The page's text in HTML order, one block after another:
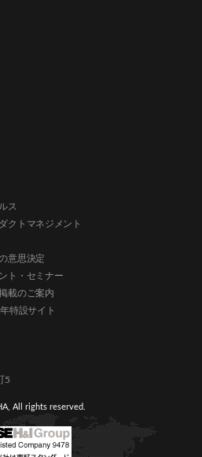
ス
クトマネジメント
意思決定
ト・セミナー
載のご案内
特設サイト
5
All rights reserved.